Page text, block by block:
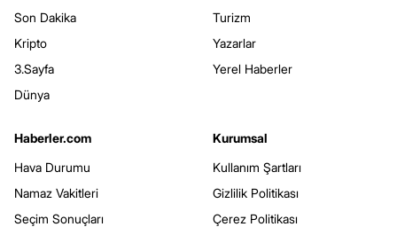
Son Dakika
Kripto
3.Sayfa
Dünya
Turizm
Yazarlar
Yerel Haberler
Haberler.com
Hava Durumu
Namaz Vakitleri
Seçim Sonuçları
Kurumsal
Kullanım Şartları
Gizlilik Politikası
Çerez Politikası